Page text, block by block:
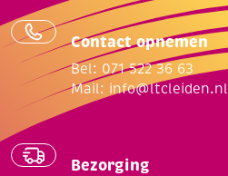
Contact opnemen
Bel: 071 522 36 63
Mail: info@ltcleiden.nl
Bezorging